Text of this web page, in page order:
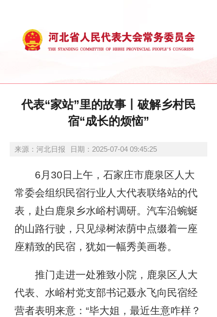
代表“家站”里的故事丨破解乡村民
宿“成长的烦恼”
来源：河北日报 日期：2025-07-04 09:45:25
6月30日上午，石家庄市鹿泉区人大
常委会组织民宿行业人大代表联络站的代
表，赴白鹿泉乡水峪村调研。汽车沿蜿蜒
的山路行驶，只见绿树浓荫中点缀着一座
座精致的民宿，犹如一幅秀美画卷。
推门走进一处雅致小院，鹿泉区人大
代表、水峪村党支部书记聂永飞向民宿经
营者表明来意：“毕大姐，最近生意咋样？